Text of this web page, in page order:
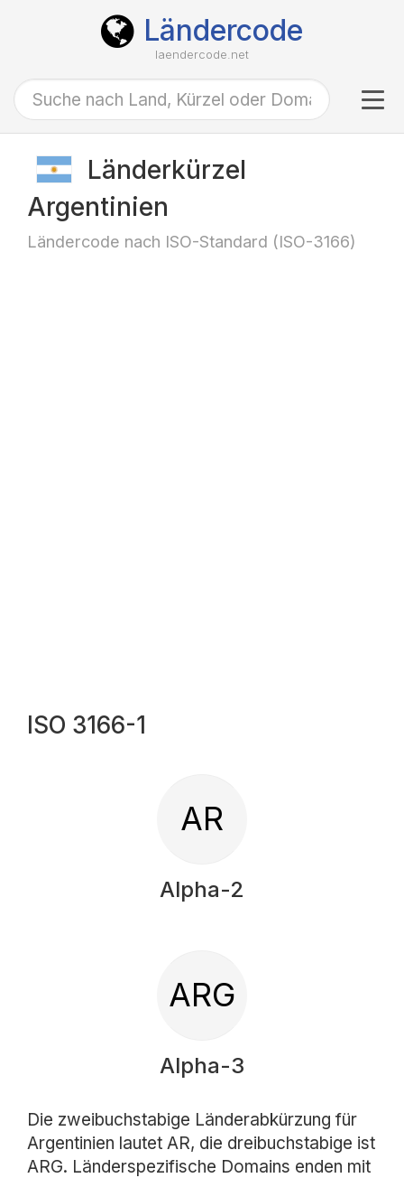
Ländercode
laendercode.net
Länderkürzel
Argentinien
Ländercode nach ISO-Standard (ISO-3166)
ISO 3166-1
AR
Alpha-2
ARG
Alpha-3
Die zweibuchstabige Länderabkürzung für
Argentinien lautet AR, die dreibuchstabige ist
ARG. Länderspezifische Domains enden mit